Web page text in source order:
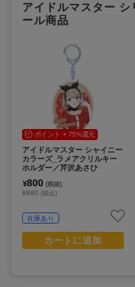
アイドルマスター シ
ール商品
ポイント + 75%還元
アイドルマスター シャイニー
カラーズ_ラメアクリルキー
ホルダー／芹沢あさひ
¥800 (税抜)
¥880 (税込)
在庫あり
カートに追加